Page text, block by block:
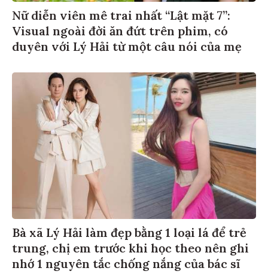
Nữ diễn viên mê trai nhất “Lật mặt 7”:
Visual ngoài đời ăn đứt trên phim, có
duyên với Lý Hải từ một câu nói của mẹ
Bà xã Lý Hải làm đẹp bằng 1 loại lá để trẻ
trung, chị em trước khi học theo nên ghi
nhớ 1 nguyên tắc chống nắng của bác sĩ